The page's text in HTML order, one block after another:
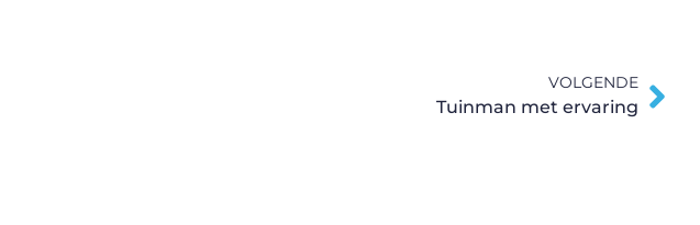
VOLGENDE
Tuinman met ervaring